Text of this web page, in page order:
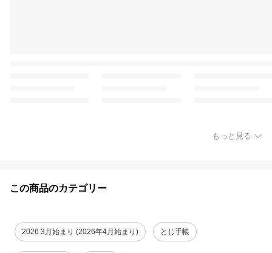
もっと見る
この商品のカテゴリー
2026 3月始まり (2026年4月始まり) とじ手帳